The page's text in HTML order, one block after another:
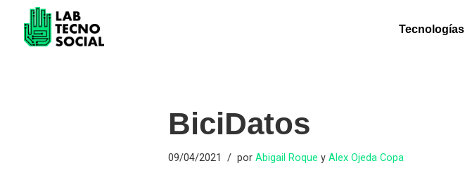
Saltar
Tecnologías
BiciDatos
09/04/2021 por Abigail Roque y Alex Ojeda Copa